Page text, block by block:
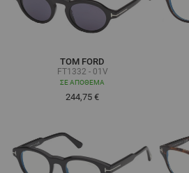
TOM FORD
FT1332 - 01V
ΣΕ ΑΠΌΘΕΜΑ
244,75 €